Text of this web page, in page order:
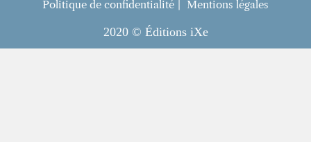
Politique de confidentialité
Mentions légales
2020 © Éditions iXe